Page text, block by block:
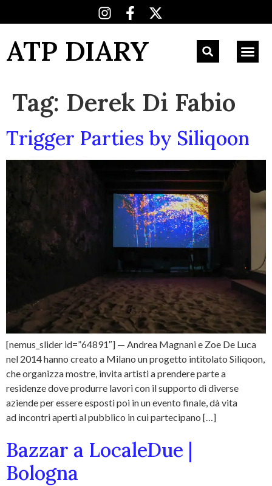
ATP DIARY
Tag: Derek Di Fabio
Trigger Parties by Siliqoon
[nemus_slider id=”64891″] — Andrea Magnani e Zoe De Luca
nel 2014 hanno creato a Milano un progetto intitolato Siliqoon,
che organizza mostre, invita artisti a prendere parte a
residenze dove produrre lavori con il supporto di diverse
aziende per essere esposti poi in un evento finale, dà vita
ad incontri aperti al pubblico in cui partecipano […]
Bazzar a LocaleDue |
Bologna